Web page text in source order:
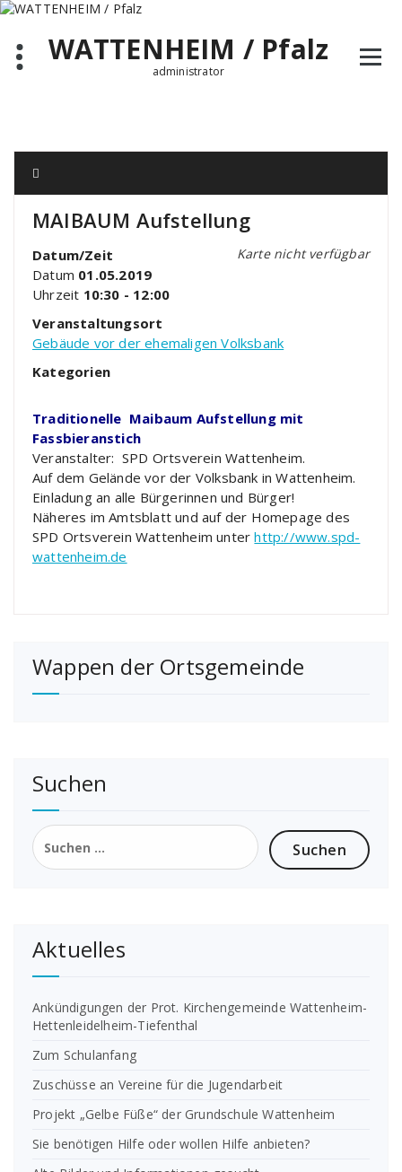
Zum
springenWATTENHEIM / Pfalz
administrator
MAIBAUM Aufstellung
Karte nicht verfügbar
Datum/Zeit
Datum 01.05.2019
Uhrzeit 10:30 - 12:00
Veranstaltungsort
Gebäude vor der ehemaligen Volksbank
Kategorien
Traditionelle Maibaum Aufstellung mit
Fassbieranstich
Veranstalter: SPD Ortsverein Wattenheim.
Auf dem Gelände vor der Volksbank in Wattenheim.
Einladung an alle Bürgerinnen und Bürger!
Näheres im Amtsblatt und auf der Homepage des
SPD Ortsverein Wattenheim unterhttp://www.spd-
wattenheim.de
Wappen der Ortsgemeinde
Suchen
Suchen
nach:
Aktuelles
Ankündigungen der Prot. Kirchengemeinde Wattenheim-
Hettenleidelheim-Tiefenthal
Zum Schulanfang
Zuschüsse an Vereine für die Jugendarbeit
Projekt „Gelbe Füße“ der Grundschule Wattenheim
Sie benötigen Hilfe oder wollen Hilfe anbieten?